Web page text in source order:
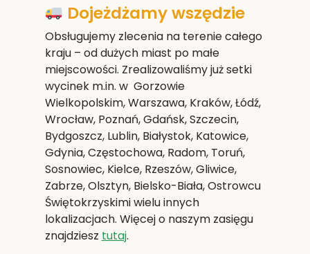
Dojeżdżamy wszędzie
Obsługujemy zlecenia na terenie całego
kraju – od dużych miast po małe
miejscowości. Zrealizowaliśmy już setki
wycinek m.in. w Gorzowie
Wielkopolskim,Warszawa, Kraków, Łódź,
Wrocław, Poznań, Gdańsk, Szczecin,
Bydgoszcz, Lublin, Białystok, Katowice,
Gdynia, Częstochowa, Radom, Toruń,
Sosnowiec, Kielce, Rzeszów, Gliwice,
Zabrze, Olsztyn, Bielsko-Biała, Ostrowcu
Świętokrzyskimi wielu innych
lokalizacjach. Więcej o naszym zasięgu
znajdziesz tutaj.